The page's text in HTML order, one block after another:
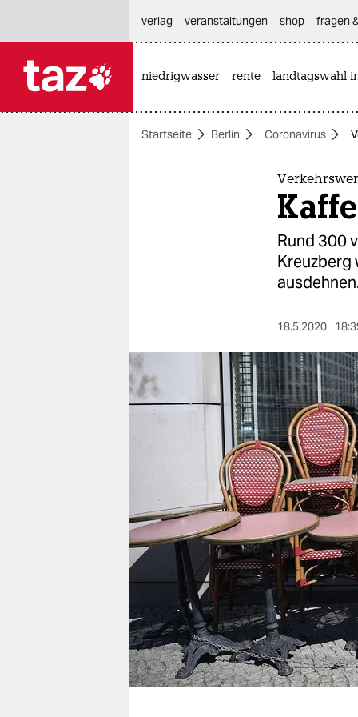
themen
berlin
nord
verlag
veranstaltungen
shop
fragen & hilfe
unterstützen
abo
genossenschaft
verlag
veranstaltungen shop fragen
niedrigwasser rente landtagswahl
Startseite Berlin Coronavirus
Rund 300
Kreuzberg
ausdehnen.
18.5.2020